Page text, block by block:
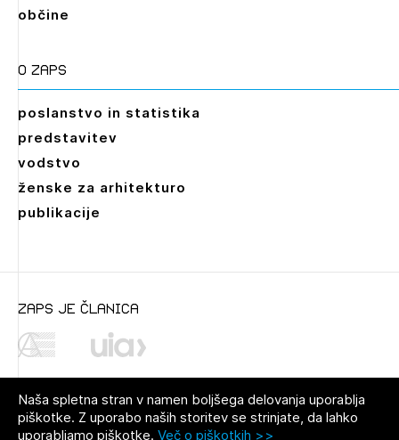
občine
O zaps
poslanstvo in statistika
predstavitev
vodstvo
ženske za arhitekturo
publikacije
zaps je članica
Naša spletna stran v namen boljšega delovanja uporablja
piškotke. Z uporabo naših storitev se strinjate, da lahko
uporabljamo piškotke. Več o piškotkih >>